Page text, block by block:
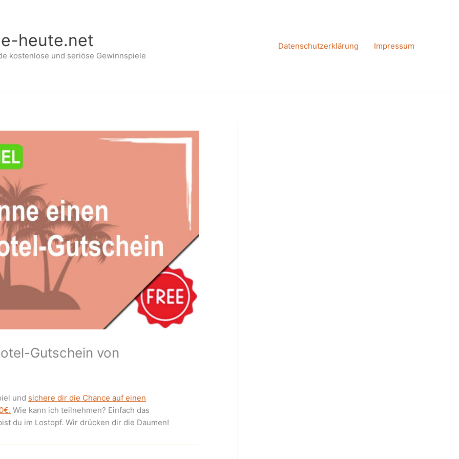
heute.net
kostenlose und seriöse Gewinnspiele
Datenschutzerklärung Impressum
Gutschein von
und sichere dir die Chance auf einen
Wie kann ich teilnehmen? Einfach das
du im Lostopf. Wir drücken dir die Daumen!